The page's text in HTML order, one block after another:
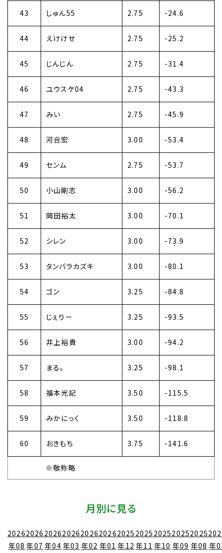
43 しゅん55 2.75 -24.6
44 えけけせ 2.75 -25.2
45 じんじん 2.75 -31.4
46 ユウスケ04 2.75 -43.3
47 みい 2.75 -45.9
48 河合宏 3.00 -53.4
49 センム 2.75 -53.7
50 小山剛志 3.00 -56.2
51 岡田裕太 3.00 -70.1
52 シレン 3.00 -73.9
53 タンバラカズキ 3.00 -80.1
54 ゴン 3.25 -84.8
55 じぇりー 3.25 -93.5
56 井上裕貴 3.00 -94.2
57 まる。 3.25 -98.1
58 福本光記 3.50 -115.5
59 みかにっく 3.50 -118.8
60 おきもち 3.75 -141.6
※敬称略
月別に見る
2026
年08
2026
年07
2026
年04
2026
年03
2026
年02
2026
年01
2025
年12
2025
年11
2025
年10
2025
年09
2025
年08 年